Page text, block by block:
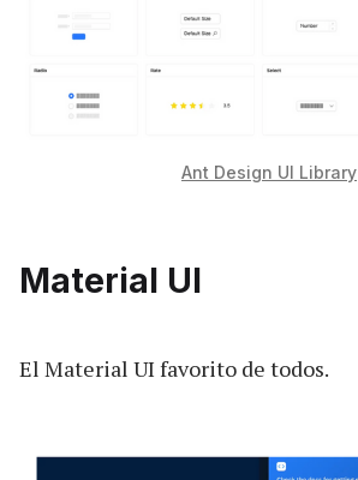
Ant Design UI Library
Material UI
El Material UI favorito de todos.